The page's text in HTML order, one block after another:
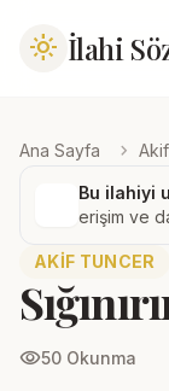
light_mode İlahi
Ana Sayfa chevron_right
Bu ilahiyi
erişim ve
AKIF TUNCER
visibility50 Okunma